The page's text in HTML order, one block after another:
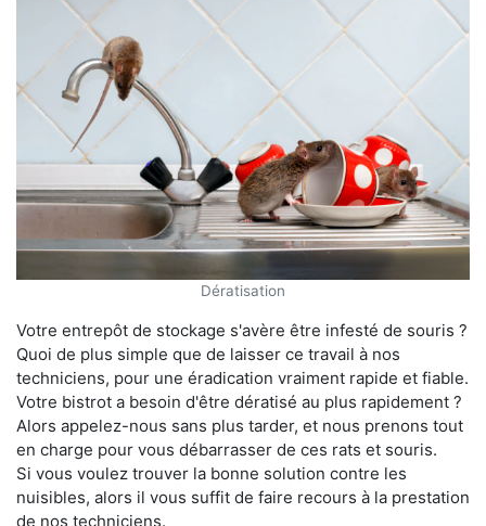
Dératisation
Votre entrepôt de stockage s'avère être infesté de souris ?
Quoi de plus simple que de laisser ce travail à nos
techniciens, pour une éradication vraiment rapide et fiable.
Votre bistrot a besoin d'être dératisé au plus rapidement ?
Alors appelez-nous sans plus tarder, et nous prenons tout
en charge pour vous débarrasser de ces rats et souris.
Si vous voulez trouver la bonne solution contre les
nuisibles, alors il vous suffit de faire recours à la prestation
de nos techniciens.